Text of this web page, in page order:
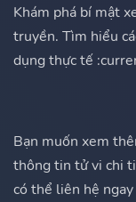
Khám phá bí mật
truyền. Tìm hiểu
dụng thực tế
Bạn muốn xem
thông tin tử vi chi
có thể liên hệ